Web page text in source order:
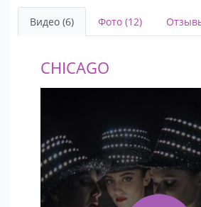
сотрудничали со звёздами
эстрады: группа На-На, Наталья
Сафроновы, русский Frank Sinatra
Готовы ли вы стать частью этого
Это искусство, которое останется
навсегда!
Видео (6) Фото (12)
CHICAGO